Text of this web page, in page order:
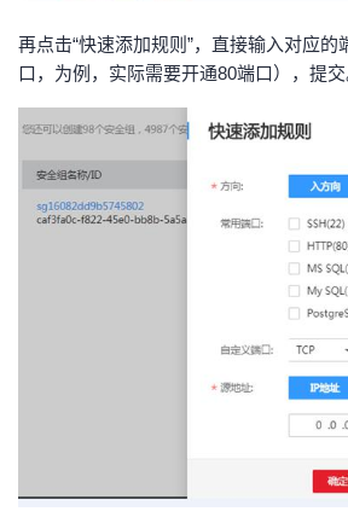
再点击“快速添加规则”，直接输入对应
口，为例，实际需要开通80端口），提交